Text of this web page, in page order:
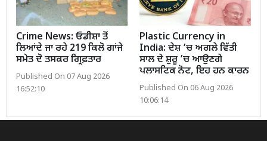
Crime News: ਓਡੀਸ਼ਾ ਤੋਂ
ਲਿਆਂਦੇ ਜਾ ਰਹੇ 219 ਕਿਲੋ ਗਾਂਜੇ
ਸਮੇਤ ਦੋ ਤਸਕਰ ਗ੍ਰਿਫ਼ਤਾਰ
Published On 07 Aug 2026
16:52:10
Plastic Currency in
India: ਦੇਸ਼ ’ਚ ਅਗਲੇ ਵਿੱਤੀ
ਸਾਲ ਦੇ ਸ਼ੁਰੂ ’ਚ ਆਉਣਗੇ
ਪਲਾਸਟਿਕ ਨੋਟ, ਇਹ ਹਨ ਕਾਰਨ
Published On 06 Aug 2026
10:06:14